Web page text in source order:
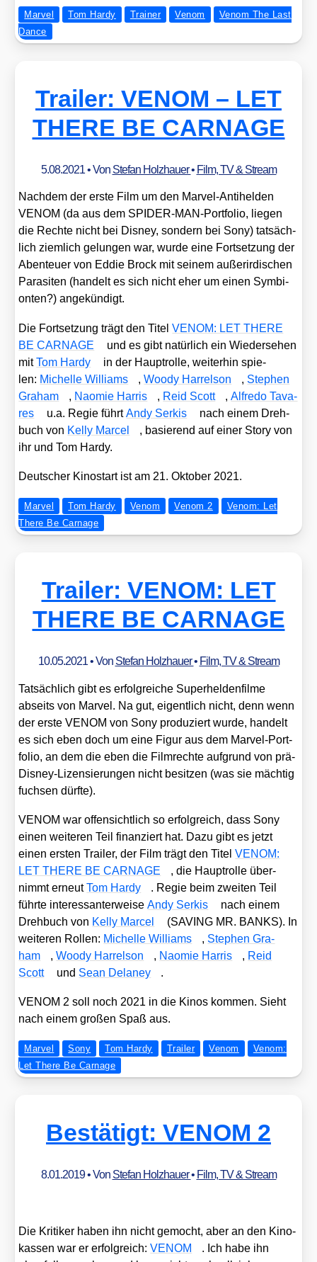
Marvel Tom Hardy Trainer Venom
Venom The Last
Dance
Trailer: VENOM – LET
THERE BE CARNAGE
5.08.2021• Von Stefan Holzhauer• Film, TV & Stream
Nach­dem der ers­te Film um den Mar­vel-Anti­hel­den
VENOM (da aus dem SPI­DER-MAN-Port­fo­lio, lie­gen
die Rech­te nicht bei Dis­ney, son­dern bei Sony) tat­säch­
lich ziem­lich gelun­gen war, wur­de eine Fort­set­zung der
Aben­teu­er von Eddie Brock mit sei­nem außer­ir­di­schen
Para­si­ten (han­delt es sich nicht eher um einen Sym­bi­
on­ten?) ange­kün­digt.
Die Fort­set­zung trägt den TitelVENOM: LET THERE
BE CARNAGE
und es gibt natür­lich ein Wie­der­se­hen
mitTom Har­dy
in der Haupt­rol­le, wei­ter­hin spie­
len: Michel­le Wil­liams ,Woo­dy Har­rel­son , Ste­phen
Gra­ham
, Nao­mie Har­ris , Reid Scott ,Alfre­do Tava­
res
u.a. Regie führtAndy Ser­kis
nach einem Dreh­
buch von Kel­ly Mar­cel
, basie­rend auf einer Sto­ry von
ihr und Tom Har­dy.
Deut­scher Kino­start ist am 21. Okto­ber 2021.
Marvel Tom Hardy Venom Venom 2
Venom: Let
There Be Carnage
Trailer: VENOM: LET
THERE BE CARNAGE
10.05.2021• Von Stefan Holzhauer• Film, TV & Stream
Tat­säch­lich gibt es erfolg­rei­che Super­hel­den­fil­me
abseits von Mar­vel. Na gut, eigent­lich nicht, denn wenn
der ers­te VENOM von Sony pro­du­ziert wur­de, han­delt
es sich eben doch um eine Figur aus dem Mar­vel-Port­
fo­lio, an dem die eben die Film­rech­te auf­grund von prä-
Dis­ney-Lizen­sie­run­gen nicht besit­zen (was sie mäch­tig
fuch­sen dürf­te).
VENOM war offen­sicht­lich so erfolg­reich, dass Sony
einen wei­te­ren Teil finan­ziert hat. Dazu gibt es jetzt
einen ers­ten Trai­ler, der Film trägt den TitelVENOM:
LET THERE BE CARNAGE
, die Haupt­rol­le über­
nimmt erneutTom Har­dy
. Regie beim zwei­ten Teil
führ­te inter­es­san­ter­wei­seAndy Ser­kis
nach einem
Dreh­buch von Kel­ly Mar­cel
(SAVING MR. BANKS). In
wei­te­ren Rol­len: Michel­le Wil­liams , Ste­phen Gra­
ham
,Woo­dy Har­rel­son , Nao­mie Har­ris , Reid
Scott
und Sean Delaney .
VENOM 2 soll noch 2021 in die Kinos kom­men. Sieht
nach einem gro­ßen Spaß aus.
Marvel Sony Tom Hardy Trailer Venom
Venom:
Let There Be Carnage
Bestätigt: VENOM 2
8.01.2019• Von Stefan Holzhauer• Film, TV & Stream
Die Kri­ti­ker haben ihn nicht gemocht, aber an den Kino­
kas­sen war er erfolg­reich:VENOM
. Ich habe ihn